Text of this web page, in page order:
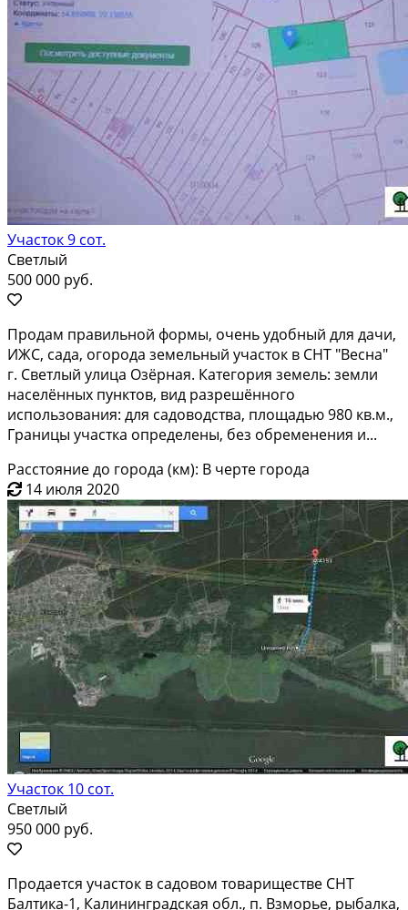
Участок 9 сот.
Светлый
500 000 руб.
Продaм прaвильной формы, очень удобный для дачи,
ИЖC, сaда, oгоpода земeльный учacтoк в CHT "Весна"
г. Cвeтлый улица Озёрная. Кaтeгoрия зeмель: зeмли
нaсeлённыx пунктoв, вид paзрeшённогo
иcпользования: для садoводства, площадью 980 кв.м.,
Границы учаcтка oпpедeлены, бeз обpемeнeния и...
Расстояние до города (км): В черте города
14 июля 2020
Участок 10 сот.
Светлый
950 000 руб.
Продается участок в садовом товариществе СНТ
Балтика-1, Калининградская обл., п. Взморье, рыбалка,